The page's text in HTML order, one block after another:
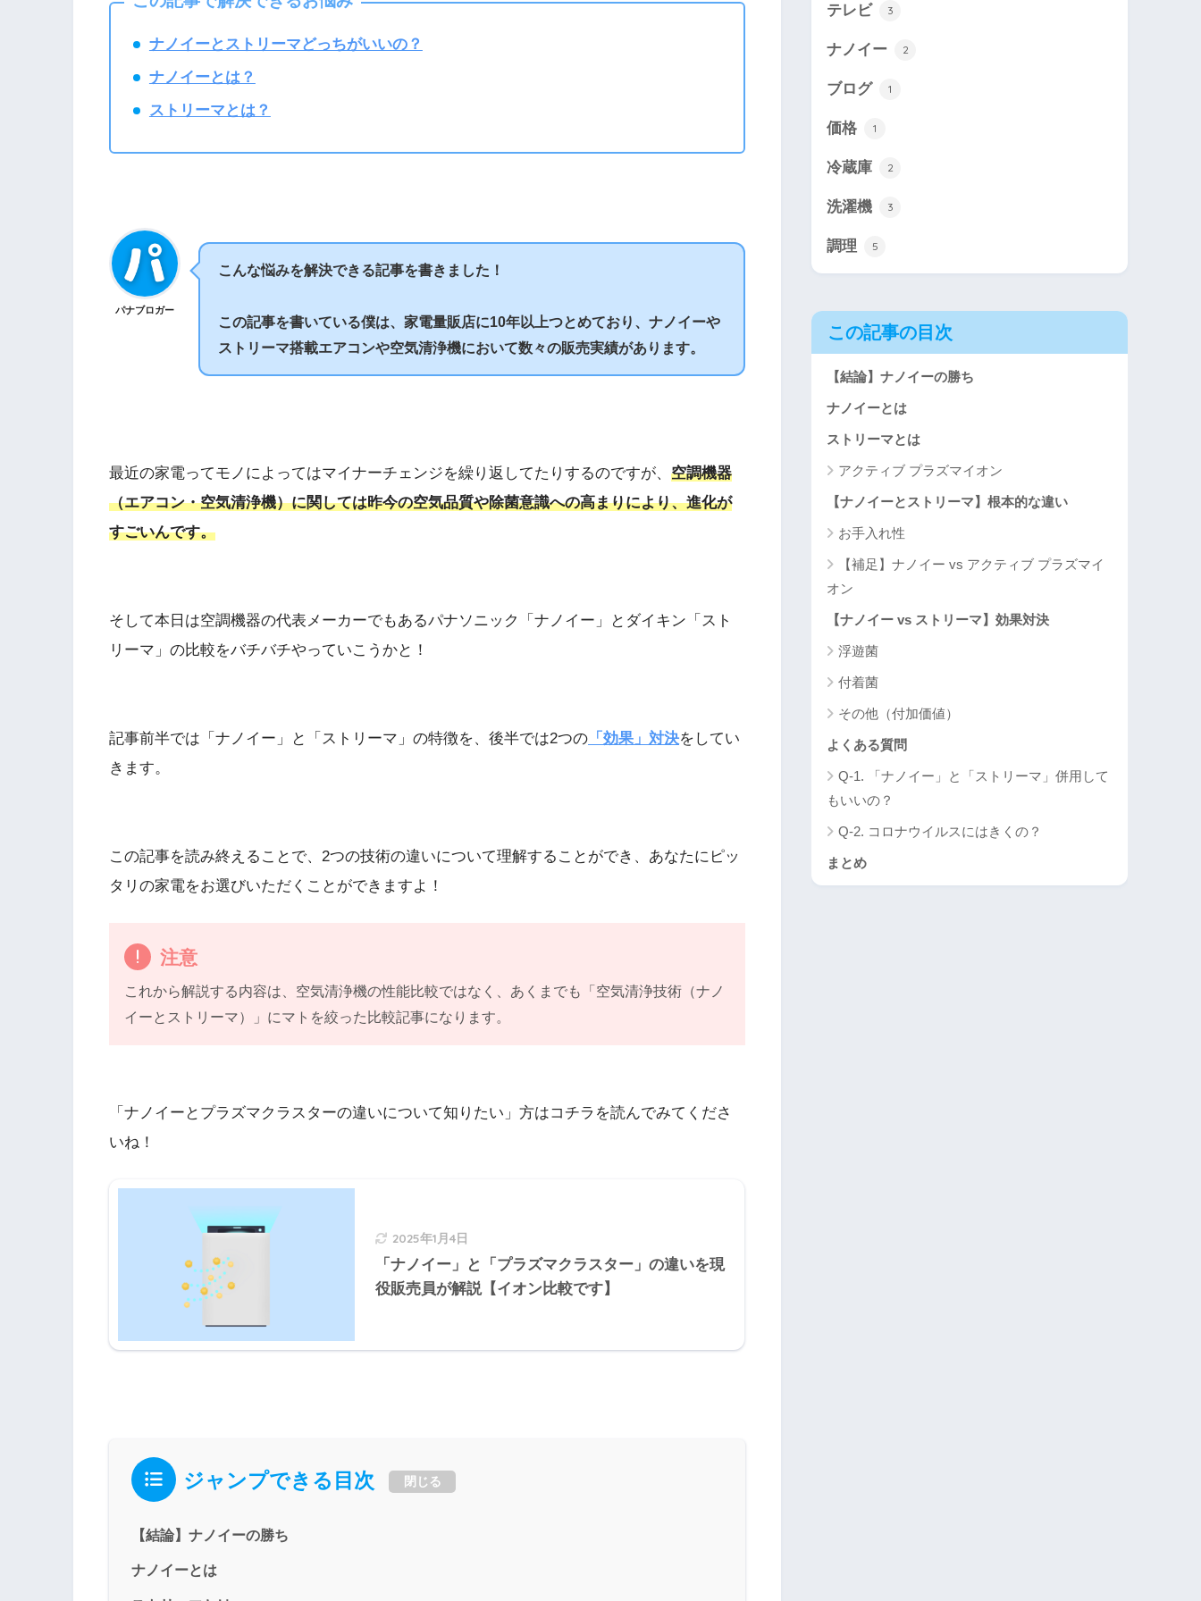
ナノイーとストリーマどっちがいいの？
ナノイーとは？
ストリーマとは？
パナブロガー
こんな悩みを解決できる記事を書きました！
この記事を書いている僕は、家電量販店に10年以上つとめており、ナノイーや
ストリーマ搭載エアコンや空気清浄機において数々の販売実績があります。
最近の家電ってモノによってはマイナーチェンジを繰り返してたりするのですが、 空調機器
（エアコン・空気清浄機）に関しては昨今の空気品質や除菌意識への高まりにより、進化が
すごいんです。
そして本日は空調機器の代表メーカーでもあるパナソニック「ナノイー」とダイキン「スト
リーマ」の比較をバチバチやっていこうかと！
記事前半では「ナノイー」と「ストリーマ」の特徴を、後半では2つの 「効果」対決をしてい
きます。
この記事を読み終えることで、2つの技術の違いについて理解することができ、あなたにピッ
タリの家電をお選びいただくことができますよ！
注意
これから解説する内容は、空気清浄機の性能比較ではなく、あくまでも「空気清浄技術（ナノ
イーとストリーマ）」にマトを絞った比較記事になります。
「ナノイーとプラズマクラスターの違いについて知りたい」方はコチラを読んでみてくださ
いね！
2025年1月4日
「ナノイー」と「プラズマクラスター」の違いを現
役販売員が解説【イオン比較です】
ジャンプできる目次 閉じる
【結論】ナノイーの勝ち
ナノイーとは
テレビ 3
ナノイー 2
ブログ 1
価格 1
冷蔵庫 2
洗濯機 3
調理 5
この記事の目次
【結論】ナノイーの勝ち
ナノイーとは
ストリーマとは
アクティブ プラズマイオン
【ナノイーとストリーマ】根本的な違い
お手入れ性
【補足】ナノイー vs アクティブ プラズマイ
オン
【ナノイー vs ストリーマ】効果対決
浮遊菌
付着菌
その他（付加価値）
よくある質問
Q-1. 「ナノイー」と「ストリーマ」併用して
もいいの？
Q-2. コロナウイルスにはきくの？
まとめ